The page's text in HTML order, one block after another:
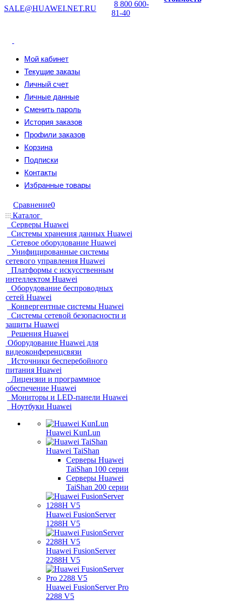
SALE@HUAWEI.NET.RU
8 800 600-
81-40
Мой кабинет
Текущие заказы
Личный счет
Личные данные
Сменить пароль
История заказов
Профили заказов
Корзина
Подписки
Контакты
Избранные товары
Сравнение0
Каталог
Серверы Huawei
Системы хранения данных Huawei
Сетевое оборудование Huawei
Унифицированные системы
сетевого управления Huawei
Платформы с искусственным
интеллектом Huawei
Оборудование беспроводных
сетей Huawei
Конвергентные системы Huawei
Системы сетевой безопасности и
защиты Huawei
Решения Huawei
Оборудование Huawei для
видеоконференцсвязи
Источники бесперебойного
питания Huawei
Лицензии и программное
обеспечение Huawei
Мониторы и LED-панели Huawei
Ноутбуки Huawei
Huawei KunLun
Huawei TaiShan
Серверы Huawei
TaiShan 100 серии
Серверы Huawei
TaiShan 200 серии
Huawei FusionServer
1288H V5
Huawei FusionServer
2288H V5
Huawei FusionServer Pro
2288 V5